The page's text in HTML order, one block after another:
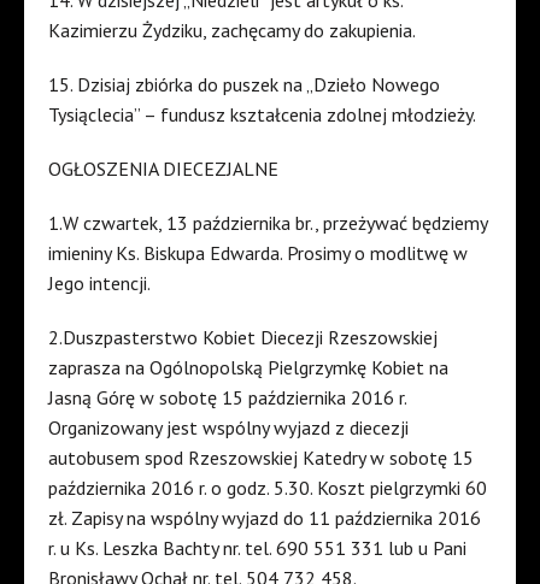
Kazimierzu Żydziku, zachęcamy do zakupienia.
15. Dzisiaj zbiórka do puszek na „Dzieło Nowego
Tysiąclecia” – fundusz kształcenia zdolnej młodzieży.
OGŁOSZENIA DIECEZJALNE
1.W czwartek, 13 października br., przeżywać będziemy
imieniny Ks. Biskupa Edwarda. Prosimy o modlitwę w
Jego intencji.
2.Duszpasterstwo Kobiet Diecezji Rzeszowskiej
zaprasza na Ogólnopolską Pielgrzymkę Kobiet na
Jasną Górę w sobotę 15 października 2016 r.
Organizowany jest wspólny wyjazd z diecezji
autobusem spod Rzeszowskiej Katedry w sobotę 15
października 2016 r. o godz. 5.30. Koszt pielgrzymki 60
zł. Zapisy na wspólny wyjazd do 11 października 2016
r. u Ks. Leszka Bachty nr. tel. 690 551 331 lub u Pani
Bronisławy Ochał nr. tel. 504 732 458.